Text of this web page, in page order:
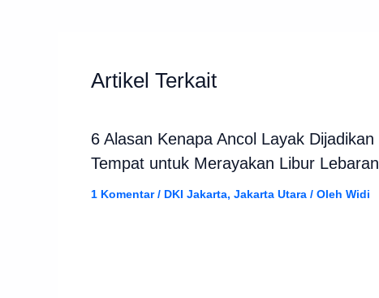
Artikel Terkait
6 Alasan Kenapa Ancol Layak Dijadikan
Tempat untuk Merayakan Libur Lebaran
1 Komentar / DKI Jakarta, Jakarta Utara / Oleh Widi